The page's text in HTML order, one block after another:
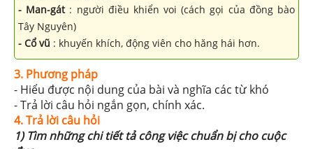
- Man-gát: người điều khiển voi (cách gọi của đồng bào
Tây Nguyên)
- Cổ vũ : khuyến khích, động viên cho hăng hái hơn.
3. Phương pháp
- Hiểu được nội dung của bài và nghĩa các từ khó
- Trả lời câu hỏi ngắn gọn, chính xác.
4. Trả lời câu hỏi
1) Tìm những chi tiết tả công việc chuẩn bị cho cuộc